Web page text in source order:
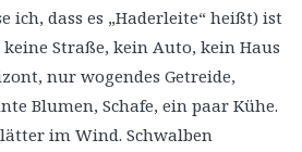
ich, dass es „Haderleite“ heißt) ist
Straße, kein Auto, kein Haus
nur wogendes Getreide,
Blumen, Schafe, ein paar Kühe.
im Wind. Schwalben